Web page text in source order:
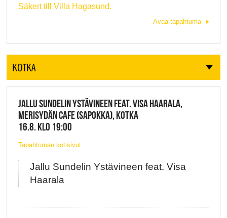
Säkert till Villa Hagasund.
Avaa tapahtuma
KOTKA
JALLU SUNDELIN YSTÄVINEEN FEAT. VISA HAARALA,
MERISYDÄN CAFE (SAPOKKA), KOTKA
16.8. KLO 19:00
Tapahtuman kotisivut
Jallu Sundelin Ystävineen feat. Visa
Haarala